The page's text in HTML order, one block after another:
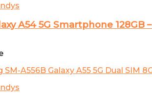
A54 5G Smartphone